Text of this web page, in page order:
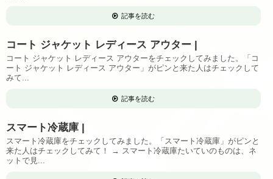
記事を読む
コート ジャケット レディース アウター |
コート ジャケット レディース アウターをチェックしてみました。「コ
ート ジャケット レディース アウター」がピンと来た人はチェックして
みて...
記事を読む
スマート冷蔵庫 |
スマート冷蔵庫をチェックしてみました。「スマート冷蔵庫」がピンと
来た人はチェックしてみて！ → スマート冷蔵庫たいていのものは、ネ
ットで見...